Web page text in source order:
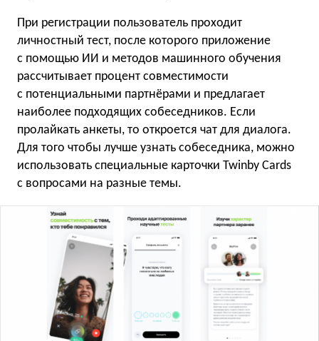
При регистрации пользователь проходит
личностный тест, после которого приложение
с помощью ИИ и методов машинного обучения
рассчитывает процент совместимости
с потенциальными партнёрами и предлагает
наиболее подходящих собеседников. Если
пролайкать анкеты, то откроется чат для диалога.
Для того чтобы лучше узнать собеседника, можно
использовать специальные карточки Twinby Cards
с вопросами на разные темы.